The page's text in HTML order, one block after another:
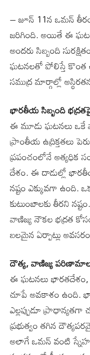
– జూన్‌ 11న ఒమన్‌
జరిగింది. అయితే ఈ
అందరు సిబ్బంది
ఘటనలతో పోలిస్తే కొంత
సముద్ర మార్గాల్లో
భారతీయ సిబ్బంది
ఈ మూడు ఘటనలు
ప్రాంతీయ ఉద్రిక్తతలు
ప్రపంచంలోనే అత్యధిక
దేశం. ఈ దాడుల్లో
నష్టం ఎక్కువగా ఉంది.
కుటుంబాలకు తీరని
వాణిజ్య నౌకల భద్రత
బలమైన ఏర్పాట్లు
దౌత్య, వాణిజ్య
ఈ ఘటనలు
చూపే అవకాశం ఉంది.
ఎల్లప్పుడూ
ప్రభుత్వం తగిన
అలాగే ఒమన్‌ వంటి